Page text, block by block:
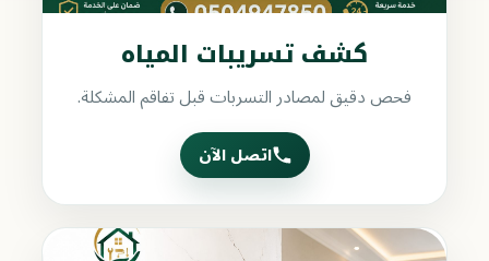
كشف تسريبات المياه
فحص دقيق لمصادر التسربات قبل تفاقم المشكلة.
اتصل الآن